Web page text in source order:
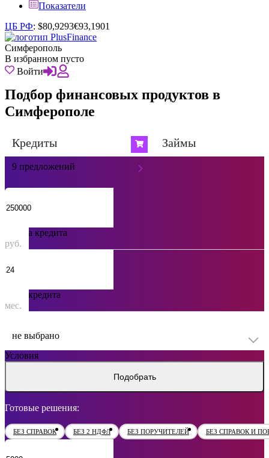
Показатели
ЦБ РФ: $80,9293€93,1901
Симферополь
В избранном пусто
Войти
Подбор финансовых продуктов в
Симферополе
Кредиты
9 предложений
Займы
Сумма кредита
руб.
Срок кредита
мес.
не выбрано
Условия
Подобрать
Готовые решения:
БЕЗ СПРАВОК БЕЗ 2 НДФЛ БЕЗ ПОРУЧИТЕЛЕЙ БЕЗ СПРАВОК И